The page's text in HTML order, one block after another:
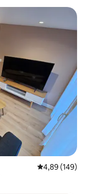
4,89 av 5 i
4,89 (149)